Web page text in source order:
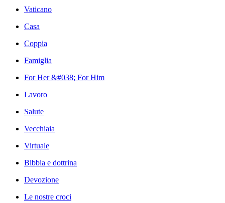
Vaticano
Casa
Coppia
Famiglia
For Her &#038; For Him
Lavoro
Salute
Vecchiaia
Virtuale
Bibbia e dottrina
Devozione
Le nostre croci